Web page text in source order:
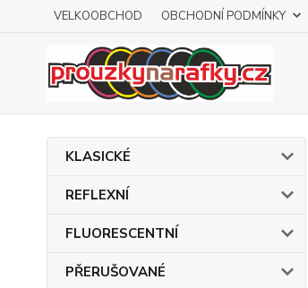
VELKOOBCHOD OBCHODNÍ PODMÍNKY
KLASICKÉ
REFLEXNÍ
FLUORESCENTNÍ
PŘERUŠOVANÉ